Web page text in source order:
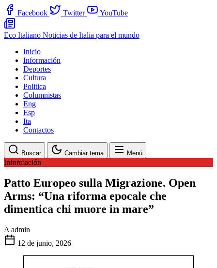
Facebook Twitter YouTube
Eco Italiano Noticias de Italia para el mundo
Inicio
Información
Deportes
Cultura
Politica
Columnistas
Eng
Esp
Ita
Contactos
Buscar Cambiar tema Menú
Información
Patto Europeo sulla Migrazione. Open
Arms: “Una riforma epocale che
dimentica chi muore in mare”
A admin
12 de junio, 2026